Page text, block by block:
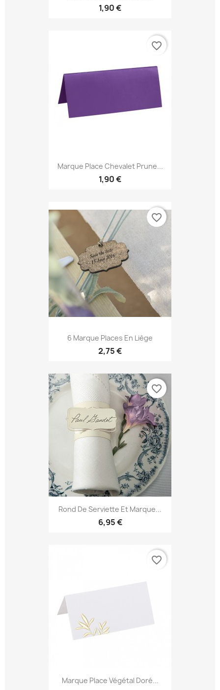
1,90 €
Marque Place Chevalet Prune...
1,90 €
favorite_border
6 Marque Places En Liège
2,75 €
favorite_border
Rond De Serviette Et Marque...
6,95 €
favorite_border
Marque Place Végétal Doré...
favorite_border